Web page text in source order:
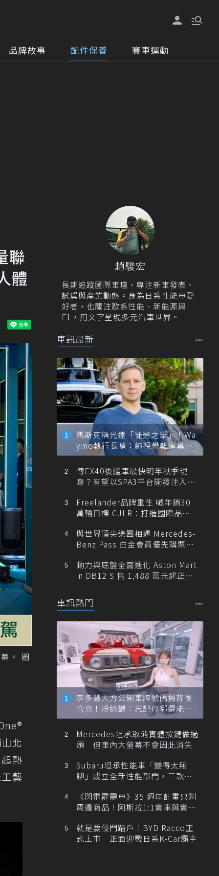
品牌故事 配件保養 賽車運動
聯
體
。 圖
北
熱
藝
趙駿宏
長期追蹤國際車壇，專注新車發表、
試駕與產業動態。身為日系性能車愛
好者，也關注歐系性能、新能源與
F1，用文字呈現多元汽車世界。
車訊最新
馬斯克稱光達「徒勞之舉」！Wa
ymo執行長嗆：純視覺難達真正
自動駕駛
傳EX40後繼車最快明年秋季現
身？有望以SPA3平台開發注入80
Freelander品牌重生 喊年銷30
萬輛目標 CJLR：打造國際品牌
與世界頂尖樂團相遇 Mercedes-
Benz Pass 白金會員優先購票維
動力與底盤全面進化 Aston Mart
in DB12 S 售 1,488 萬元起正式
車訊熱門
李多慧大方公開車牌號碼揭背後
含意！粉絲讚：忘記停哪還能幫
忙找車
Mercedes坦承取消實體按鍵做過
頭 但車內大螢幕不會因此消失
Subaru坦承性能車「變得太無
聊」成立全新性能部門，三款手
《閃電霹靂車》35 週年計畫只剩
周邊商品！阿斯拉1:1實車與實體
就是要侵門踏戶！BYD Racco正
式上市 正面迎戰日系K-Car霸主